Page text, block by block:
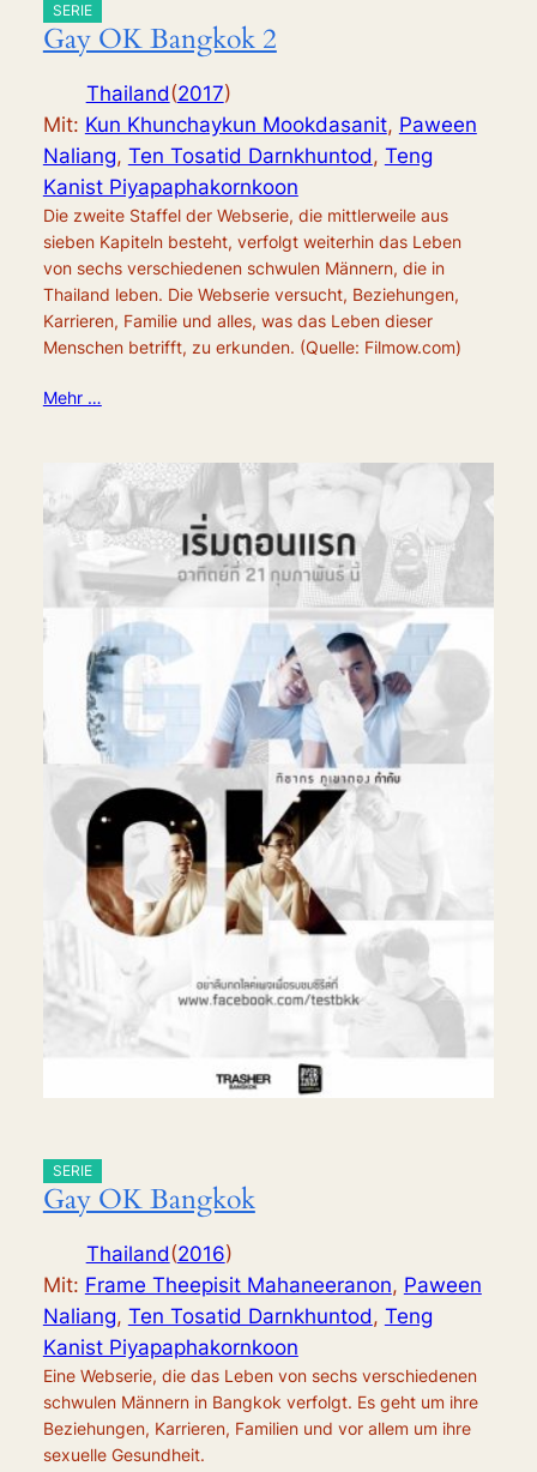
SERIE
Gay OK Bangkok 2
Thailand(2017)
Mit: Kun Khunchaykun Mookdasanit, Paween
Naliang, Ten Tosatid Darnkhuntod, Teng
Kanist Piyapaphakornkoon
Die zweite Staffel der Webserie, die mittlerweile aus
sieben Kapiteln besteht, verfolgt weiterhin das Leben
von sechs verschiedenen schwulen Männern, die in
Thailand leben. Die Webserie versucht, Beziehungen,
Karrieren, Familie und alles, was das Leben dieser
Menschen betrifft, zu erkunden. (Quelle: Filmow.com)
Mehr …
SERIE
Gay OK Bangkok
Thailand(2016)
Mit: Frame Theepisit Mahaneeranon, Paween
Naliang, Ten Tosatid Darnkhuntod, Teng
Kanist Piyapaphakornkoon
Eine Webserie, die das Leben von sechs verschiedenen
schwulen Männern in Bangkok verfolgt. Es geht um ihre
Beziehungen, Karrieren, Familien und vor allem um ihre
sexuelle Gesundheit.